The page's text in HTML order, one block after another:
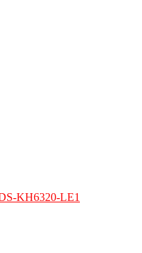
KH6320-LE1